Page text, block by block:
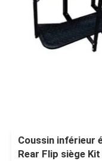
Coussin inférieur
Rear Flip siège